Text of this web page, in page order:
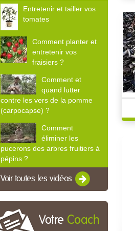
Entretenir et tailler vos
tomates
Comment planter et
entretenir vos
fraisiers ?
Comment et
quand lutter
contre les vers de la pomme
(carpocapse) ?
Comment
éliminer les
pucerons des arbres fruitiers à
pépins ?
Voir toutes les vidéos
Votre Coach